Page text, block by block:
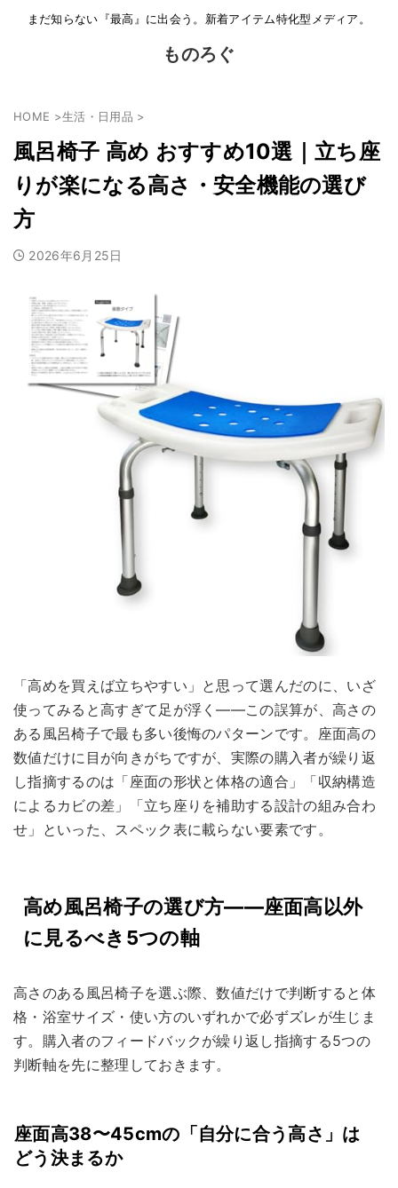
まだ知らない『最高』に出会う。新着アイテム特化型メディア。
ものろぐ
HOME >生活・日用品 >
風呂椅子 高め おすすめ10選｜立ち座
りが楽になる高さ・安全機能の選び
方
2026年6月25日
「高めを買えば立ちやすい」と思って選んだのに、いざ
使ってみると高すぎて足が浮く——この誤算が、高さの
ある風呂椅子で最も多い後悔のパターンです。座面高の
数値だけに目が向きがちですが、実際の購入者が繰り返
し指摘するのは「座面の形状と体格の適合」「収納構造
によるカビの差」「立ち座りを補助する設計の組み合わ
せ」といった、スペック表に載らない要素です。
高め風呂椅子の選び方——座面高以外
に見るべき5つの軸
高さのある風呂椅子を選ぶ際、数値だけで判断すると体
格・浴室サイズ・使い方のいずれかで必ずズレが生じま
す。購入者のフィードバックが繰り返し指摘する5つの
判断軸を先に整理しておきます。
座面高38〜45cmの「自分に合う高さ」は
どう決まるか